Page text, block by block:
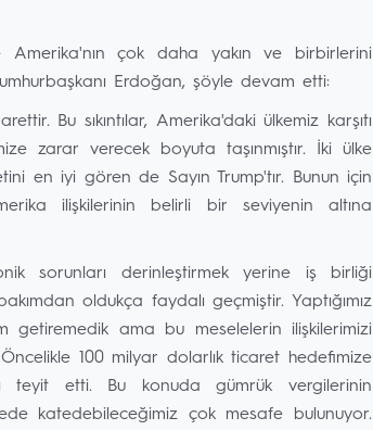
çok daha yakın ve birbirlerini
Erdoğan, şöyle devam etti:
Bu sıkıntılar, Amerika'daki ülkemiz karşıtı
zarar verecek boyuta taşınmıştır. İki ülke
en iyi gören de Sayın Trump'tır. Bunun için
ilişkilerinin belirli bir seviyenin altına
sorunları derinleştirmek yerine iş birliği
oldukça faydalı geçmiştir. Yaptığımız
getiremedik ama bu meselelerin ilişkilerimizi
100 milyar dolarlık ticaret hedefimize
teyit etti. Bu konuda gümrük vergilerinin
katedebileceğimiz çok mesafe bulunuyor.